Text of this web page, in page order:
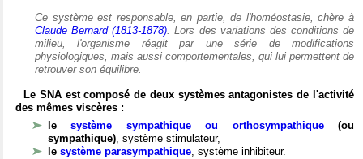
Ce système est responsable, en partie, de l'homéostasie, chère à
Claude Bernard (1813-1878). Lors des variations des conditions de
milieu, l'organisme réagit par une série de modifications
physiologiques, mais aussi comportementales, qui lui permettent de
retrouver son équilibre.
Le SNA est composé de deux systèmes antagonistes de l'activité
des mêmes viscères :
lesystème sympathique ou orthosympathique(ou
sympathique), système stimulateur,
le système parasympathique, système inhibiteur.